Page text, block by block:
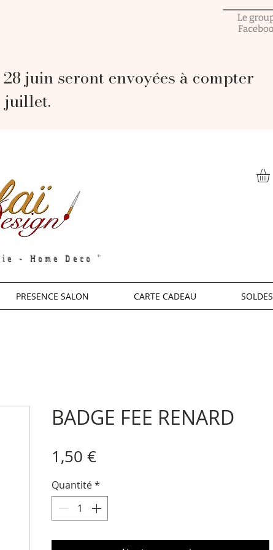
juin seront envoyées à compter
juillet.
- Home Deco "
BADGE FEE RENARD
1,50 €Prix
Quantité*
PRESENCE SALON CARTE CADEAU SOLDES